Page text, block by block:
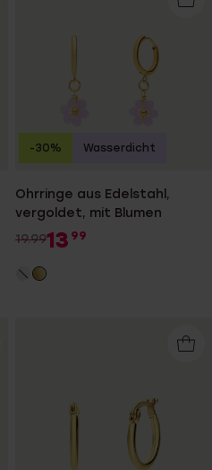
Ohrringe aus Edelstahl,
vergoldet, mit Blumen
19.9913 99
-30% Wasserdicht